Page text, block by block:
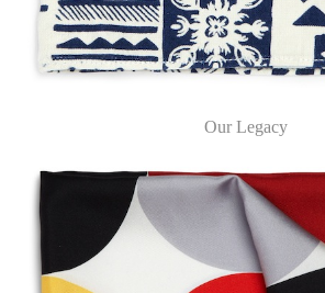
Our Legacy